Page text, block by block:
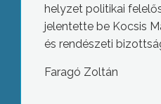
helyzet politikai
jelentette be Kocsis
és rendészeti
Faragó Zoltán
Nyolcvanéves